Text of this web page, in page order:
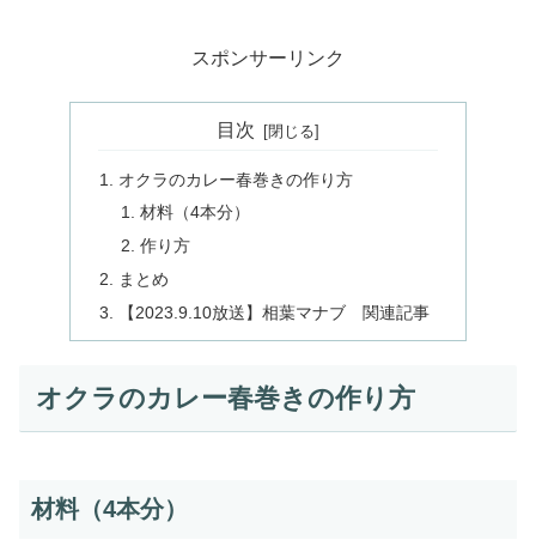
スポンサーリンク
目次
オクラのカレー春巻きの作り方
材料（4本分）
作り方
まとめ
【2023.9.10放送】相葉マナブ 関連記事
オクラのカレー春巻きの作り方
材料（4本分）